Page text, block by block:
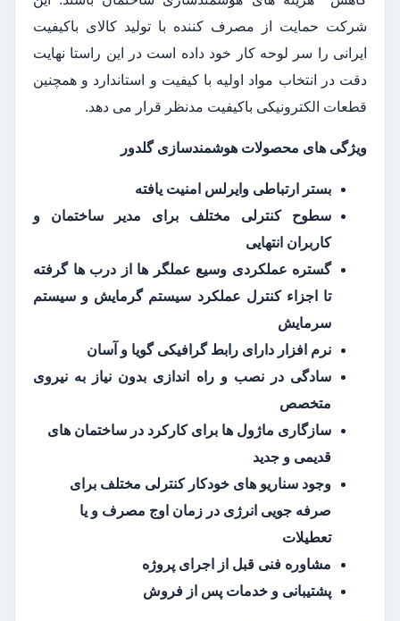
شرکت حمایت از مصرف کننده با تولید کالای باکیفیت
ایرانی را سر لوحه کار خود داده است در این راستا نهایت
دقت در انتخاب مواد اولیه با کیفیت و استاندارد و همچنین
قطعات الکترونیکی باکیفیت مدنظر قرار می دهد.
ویژگی های محصولات هوشمندسازی گلدور
بستر ارتباطی وایرلس امنیت یافته
سطوح کنترلی مختلف برای مدیر ساختمان و
کاربران انتهایی
گستره عملکردی وسیع عملگر ها از درب ها گرفته
تا اجزاء کنترل عملکرد سیستم گرمایش و سیستم
سرمایش
نرم افزار دارای رابط گرافیکی گویا و آسان
سادگی در نصب و راه اندازی بدون نیاز به نیروی
متخصص
سازگاری ماژول ها برای کارکرد در ساختمان های
قدیمی و جدید
وجود سناریو های خودکار کنترلی مختلف برای
صرفه جویی انرژی در زمان اوج مصرف و یا
تعطیلات
مشاوره فنی قبل از اجرای پروژه
پشتیبانی و خدمات پس از فروش